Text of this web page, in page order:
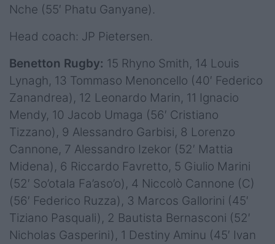
Nche (55′ Phatu Ganyane).
Head coach: JP Pietersen.
Benetton Rugby: 15 Rhyno Smith, 14 Louis
Lynagh, 13 Tommaso Menoncello (40′ Federico
Zanandrea), 12 Leonardo Marin, 11 Ignacio
Mendy, 10 Jacob Umaga (56′ Cristiano
Tizzano), 9 Alessandro Garbisi, 8 Lorenzo
Cannone, 7 Alessandro Izekor (52′ Mattia
Midena), 6 Riccardo Favretto, 5 Giulio Marini
(52′ So’otala Fa’aso’o), 4 Niccolò Cannone (C)
(56′ Federico Ruzza), 3 Marcos Gallorini (45′
Tiziano Pasquali), 2 Bautista Bernasconi (52′
Nicholas Gasperini), 1 Destiny Aminu (45′ Ivan